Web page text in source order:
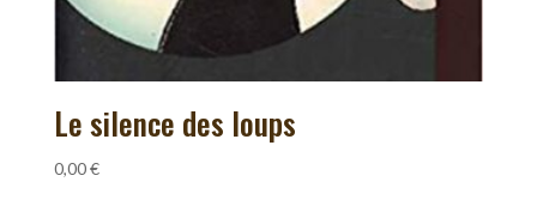
Le silence des loups
0,00€